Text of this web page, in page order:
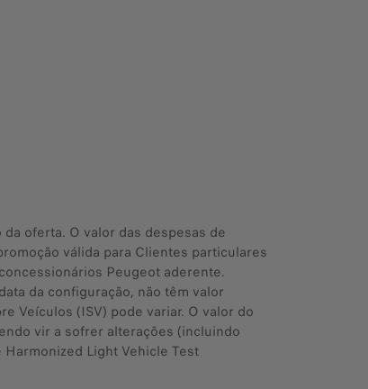
oferta. O valor das despesas de
válida para Clientes particulares
Peugeot aderente.
da configuração, não têm valor
Veículos (ISV) pode variar. O valor do
vir a sofrer alterações (incluindo
Light Vehicle Test